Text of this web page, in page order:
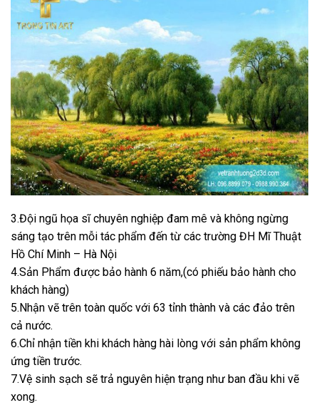
3.Đội ngũ họa sĩ chuyên nghiệp đam mê và không ngừng
sáng tạo trên mỗi tác phẩm đến từ các trường ĐH Mĩ Thuật
Hồ Chí Minh – Hà Nội
4.Sản Phẩm được bảo hành 6 năm,(có phiếu bảo hành cho
khách hàng)
5.Nhận vẽ trên toàn quốc với 63 tỉnh thành và các đảo trên
cả nước.
6.Chỉ nhận tiền khi khách hàng hài lòng với sản phẩm không
ứng tiền trước.
7.Vệ sinh sạch sẽ trả nguyên hiện trạng như ban đầu khi vẽ
xong.